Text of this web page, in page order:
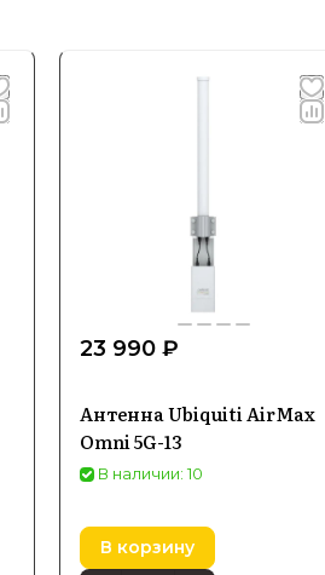
23 990 ₽
Антенна Ubiquiti AirMax
Omni 5G-13
В наличии: 10
В корзину